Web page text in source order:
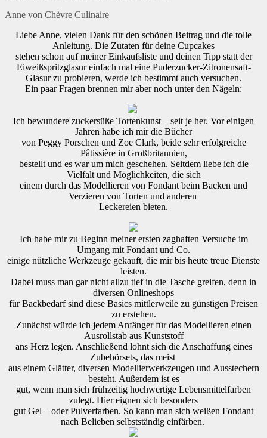
Anne von Chèvre Culinaire
Liebe Anne, vielen Dank für den schönen Beitrag und die tolle
Anleitung. Die Zutaten für deine Cupcakes
stehen schon auf meiner Einkaufsliste und deinen Tipp statt der
Eiweißspritzglasur einfach mal eine Puderzucker-Zitronensaft-
Glasur zu probieren, werde ich bestimmt auch versuchen.
Ein paar Fragen brennen mir aber noch unter den Nägeln:
Ich bewundere zuckersüße Tortenkunst – seit je her. Vor einigen
Jahren habe ich mir die Bücher
von Peggy Porschen und Zoe Clark, beide sehr erfolgreiche
Pâtissière in Großbritannien,
bestellt und es war um mich geschehen. Seitdem liebe ich die
Vielfalt und Möglichkeiten, die sich
einem durch das Modellieren von Fondant beim Backen und
Verzieren von Torten und anderen
Leckereien bieten.
Ich habe mir zu Beginn meiner ersten zaghaften Versuche im
Umgang mit Fondant und Co.
einige nützliche Werkzeuge gekauft, die mir bis heute treue Dienste
leisten.
Dabei muss man gar nicht allzu tief in die Tasche greifen, denn in
diversen Onlineshops
für Backbedarf sind diese Basics mittlerweile zu günstigen Preisen
zu erstehen.
Zunächst würde ich jedem Anfänger für das Modellieren einen
Ausrollstab aus Kunststoff
ans Herz legen. Anschließend lohnt sich die Anschaffung eines
Zubehörsets, das meist
aus einem Glätter, diversen Modellierwerkzeugen und Ausstechern
besteht. Außerdem ist es
gut, wenn man sich frühzeitig hochwertige Lebensmittelfarben
zulegt. Hier eignen sich besonders
gut Gel – oder Pulverfarben. So kann man sich weißen Fondant
nach Belieben selbstständig einfärben.